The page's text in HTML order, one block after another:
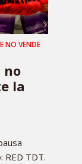
NO VENDE
no
la
RED TDT.